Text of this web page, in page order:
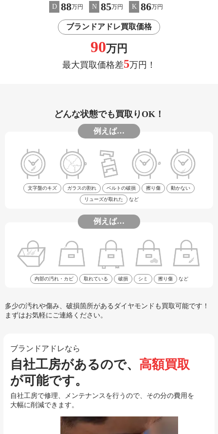
D 88万円 N 85万円 K 86万円
ブランドアドレ買取価格
90万円
最大買取価格差5万円！
どんな状態でも買取りOK！
例えば…
文字盤のキズ ガラスの割れ ベルトの破損 擦り傷 動かない
リューズが取れた など
例えば…
内部の汚れ・カビ 取れている 破損 シミ 擦り傷 など
多少の汚れや傷み、破損箇所があるダイヤモンドも買取可能です！
まずはお気軽にご連絡ください。
ブランドアドレなら
自社工房があるので、 高額買取
が可能です。
自社工房で修理、メンテナンスを行うので、その分の費用を
大幅に削減できます。